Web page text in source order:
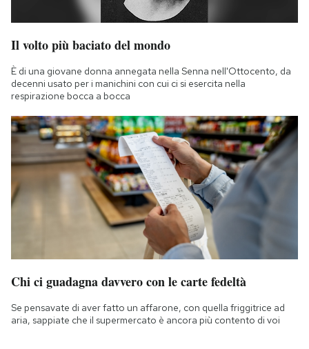
Il volto più baciato del mondo
È di una giovane donna annegata nella Senna nell'Ottocento, da
decenni usato per i manichini con cui ci si esercita nella
respirazione bocca a bocca
Chi ci guadagna davvero con le carte fedeltà
Se pensavate di aver fatto un affarone, con quella friggitrice ad
aria, sappiate che il supermercato è ancora più contento di voi